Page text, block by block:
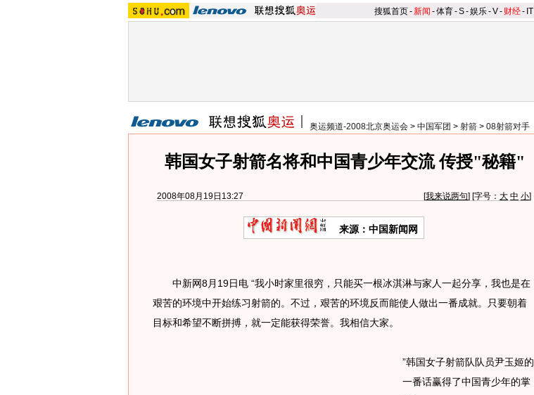
搜狐首页-新闻 -体育-S-娱乐-V- 财经- IT
奥运频道-2008北京奥运会 > 中国军团 > 射箭 > 08射箭对手
韩国女子射箭名将和中国青少年交流 传授"秘籍"
2008年08月19日13:27 [我来说两句] [字号： 大 中 小]
来源：中国新闻网
中新网8月19日电 “我小时家里很穷，只能买一根冰淇淋与家人一起分享，我也是在
艰苦的环境中开始练习射箭的。不过，艰苦的环境反而能使人做出一番成就。只要朝着
目标和希望不断拼搏，就一定能获得荣誉。我相信大家。
”韩国女子射箭队队员尹玉姬的
一番话赢得了中国青少年的掌